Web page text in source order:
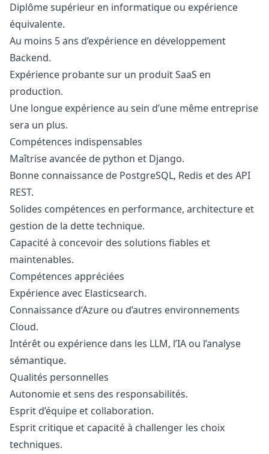
Diplôme supérieur en informatique ou expérience
équivalente.
Au moins 5 ans d’expérience en développement
Backend.
Expérience probante sur un produit SaaS en
production.
Une longue expérience au sein d’une même entreprise
sera un plus.
Compétences indispensables
Maîtrise avancée de python et Django.
Bonne connaissance de PostgreSQL, Redis et des API
REST.
Solides compétences en performance, architecture et
gestion de la dette technique.
Capacité à concevoir des solutions fiables et
maintenables.
Compétences appréciées
Expérience avec Elasticsearch.
Connaissance d’Azure ou d’autres environnements
Cloud.
Intérêt ou expérience dans les LLM, l’IA ou l’analyse
sémantique.
Qualités personnelles
Autonomie et sens des responsabilités.
Esprit d’équipe et collaboration.
Esprit critique et capacité à challenger les choix
techniques.